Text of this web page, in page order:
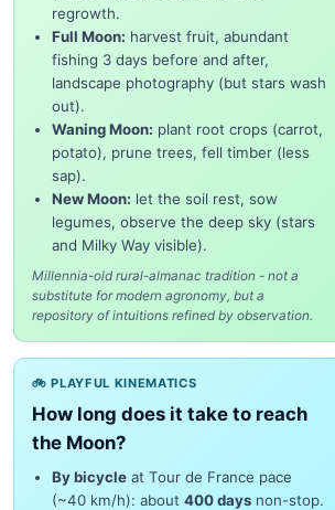
regrowth.
Full Moon: harvest fruit, abundant
fishing 3 days before and after,
landscape photography (but stars wash
out).
Waning Moon: plant root crops (carrot,
potato), prune trees, fell timber (less
sap).
New Moon: let the soil rest, sow
legumes, observe the deep sky (stars
and Milky Way visible).
Millennia-old rural-almanac tradition - not a
substitute for modern agronomy, but a
repository of intuitions refined by observation.
🚲 PLAYFUL KINEMATICS
How long does it take to reach
the Moon?
By bicycle at Tour de France pace
(~40 km/h): about 400 days non-stop.